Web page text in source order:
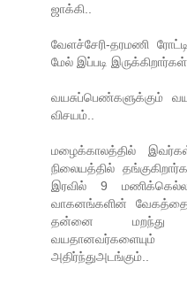
ஜாக்கி..
வேளச்சேரி-தரமணி
மேல் இப்படி இருக்கிறார்கள்..
வயசுப்பெண்களுக்கும்
விசயம்..
மழைக்காலத்தில் இவர்கள்
நிலையத்தில்
இரவில் 9
வாகனங்களின்
தன்னை மறந்து
அதிர்ந்துஅடங்கும்..